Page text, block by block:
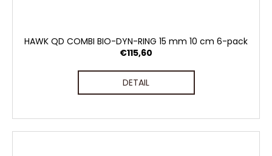
HAWK QD COMBI BIO-DYN-RING 15 mm 10 cm 6-pack
€115,60
DETAIL